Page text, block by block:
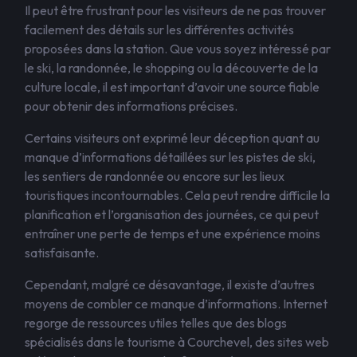
Il peut être frustrant pour les visiteurs de ne pas trouver
facilement des détails sur les différentes activités
proposées dans la station. Que vous soyez intéressé par
le ski, la randonnée, le shopping ou la découverte de la
culture locale, il est important d’avoir une source fiable
pour obtenir des informations précises.
Certains visiteurs ont exprimé leur déception quant au
manque d’informations détaillées sur les pistes de ski,
les sentiers de randonnée ou encore sur les lieux
touristiques incontournables. Cela peut rendre difficile la
planification et l’organisation des journées, ce qui peut
entraîner une perte de temps et une expérience moins
satisfaisante.
Cependant, malgré ce désavantage, il existe d’autres
moyens de combler ce manque d’informations. Internet
regorge de ressources utiles telles que des blogs
spécialisés dans le tourisme à Courchevel, des sites web